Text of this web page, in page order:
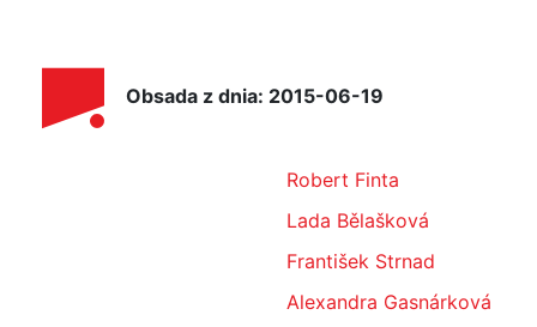
Obsada z dnia: 2015-06-19
Robert Finta
Lada Bělašková
František Strnad
Alexandra Gasnárková